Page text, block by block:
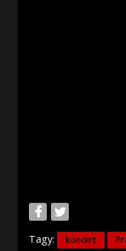
Tagy: koncert